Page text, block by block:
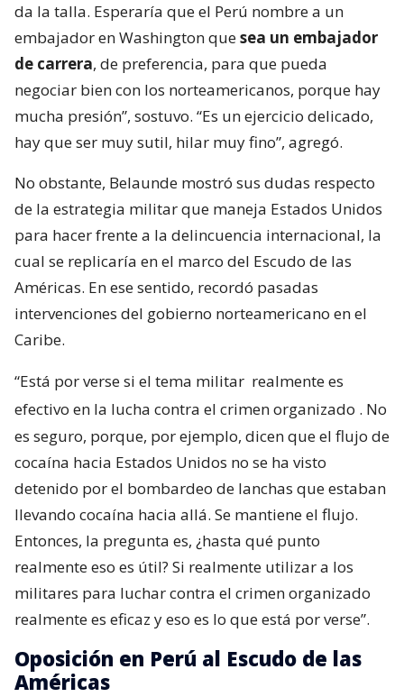
da la talla. Esperaría que el Perú nombre a un
embajador en Washington quesea un embajador
de carrera, de preferencia, para que pueda
negociar bien con los norteamericanos, porque hay
mucha presión”, sostuvo. “Es un ejercicio delicado,
hay que ser muy sutil, hilar muy fino”, agregó.
No obstante, Belaunde mostró sus dudas respecto
de la estrategia militar que maneja Estados Unidos
para hacer frente a la delincuencia internacional, la
cual se replicaría en el marco del Escudo de las
Américas. En ese sentido, recordó pasadas
intervenciones del gobierno norteamericano en el
Caribe.
“Está por verse si el tema militar realmente es
efectivo en la lucha contra el crimen organizado . No
es seguro, porque, por ejemplo, dicen que el flujo de
cocaína hacia Estados Unidos no se ha visto
detenido por el bombardeo de lanchas que estaban
llevando cocaína hacia allá. Se mantiene el flujo.
Entonces, la pregunta es, ¿hasta qué punto
realmente eso es útil? Si realmente utilizar a los
militares para luchar contra el crimen organizado
realmente es eficaz y eso es lo que está por verse”.
Oposición en Perú al Escudo de las
Américas